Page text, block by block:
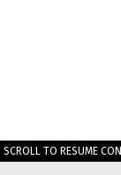
SCROLL TO RESUME